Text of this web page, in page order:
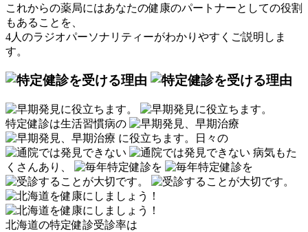
これからの薬局にはあなたの健康のパートナーとしての役割
もあることを、
4人のラジオパーソナリティーがわかりやすくご説明しま
す。
特定健診は生活習慣病の
に役立ちます。
日々の
病気もた
くさんあり、
北海道の特定健診受診率は